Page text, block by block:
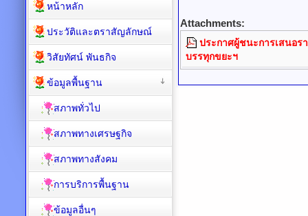
Attachments:
ประกาศผู้ชนะการเสนอร
บรรทุกขยะฯ
หน้าหลัก
ประวัติและตราสัญลักษณ์
วิสัยทัศน์ พันธกิจ
ข้อมูลพื้นฐาน
สภาพทั่วไป
สภาพทางเศรษฐกิจ
สภาพทางสังคม
การบริการพื้นฐาน
ข้อมูลอื่นๆ